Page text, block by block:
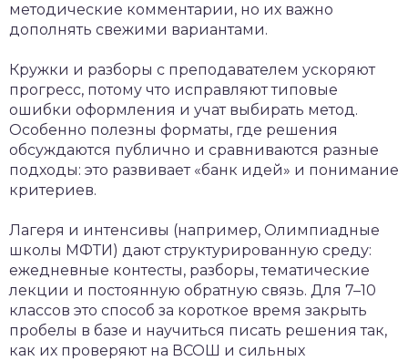
методические комментарии, но их важно
дополнять свежими вариантами.
Кружки и разборы с преподавателем ускоряют
прогресс, потому что исправляют типовые
ошибки оформления и учат выбирать метод.
Особенно полезны форматы, где решения
обсуждаются публично и сравниваются разные
подходы: это развивает «банк идей» и понимание
критериев.
Лагеря и интенсивы (например, Олимпиадные
школы МФТИ) дают структурированную среду:
ежедневные контесты, разборы, тематические
лекции и постоянную обратную связь. Для 7–10
классов это способ за короткое время закрыть
пробелы в базе и научиться писать решения так,
как их проверяют на ВСОШ и сильных